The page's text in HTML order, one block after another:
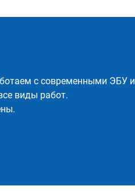
с современными ЭБУ и
виды работ.